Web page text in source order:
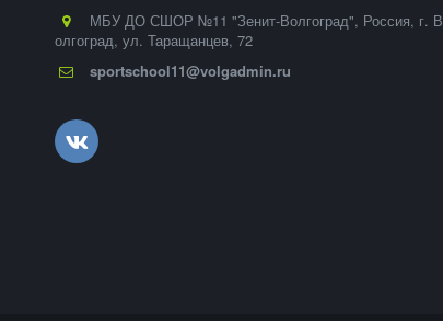
МБУ ДО СШОР №11 "Зенит-Волгоград", Россия, г. В
олгоград, ул. Таращанцев, 72
sportschool11@volgadmin.ru